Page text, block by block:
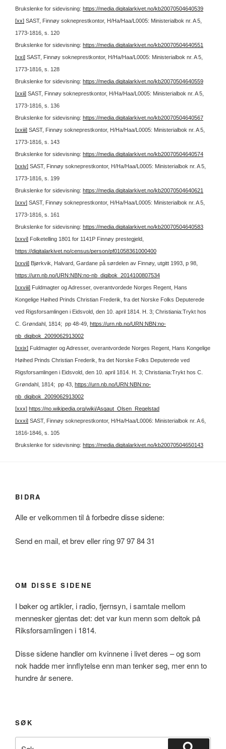
Brukslenke for sidevisning: https://media.digitalarkivet.no/kb20070504640539
[xx] SAST, Finnøy sokneprestkontor, H/Ha/Haa/L0005: Ministerialbok nr. A 5,
1773-1816, s. 120
Brukslenke for sidevisning: https://media.digitalarkivet.no/kb20070504640551
[xxi] SAST, Finnøy sokneprestkontor, H/Ha/Haa/L0005: Ministerialbok nr. A 5,
1773-1816, s. 128
Brukslenke for sidevisning: https://media.digitalarkivet.no/kb20070504640559
[xxii] SAST, Finnøy sokneprestkontor, H/Ha/Haa/L0005: Ministerialbok nr. A 5,
1773-1816, s. 136
Brukslenke for sidevisning: https://media.digitalarkivet.no/kb20070504640567
[xxiii] SAST, Finnøy sokneprestkontor, H/Ha/Haa/L0005: Ministerialbok nr. A 5,
1773-1816, s. 143
Brukslenke for sidevisning: https://media.digitalarkivet.no/kb20070504640574
[xxiv] SAST, Finnøy sokneprestkontor, H/Ha/Haa/L0005: Ministerialbok nr. A 5,
1773-1816, s. 199
Brukslenke for sidevisning: https://media.digitalarkivet.no/kb20070504640621
[xxv] SAST, Finnøy sokneprestkontor, H/Ha/Haa/L0005: Ministerialbok nr. A 5,
1773-1816, s. 161
Brukslenke for sidevisning: https://media.digitalarkivet.no/kb20070504640583
[xxvi] Folketelling 1801 for 1141P Finnøy prestegjeld,
https://digitalarkivet.no/census/person/pf01058361000400
[xxvii] Bjørkvik, Halvard, Gardane på sørdelen av Finnøy, utgitt 1993, p 98,
https://urn.nb.no/URN:NBN:no-nb_digibok_2014100807534
[xxviii] Fuldmagter og Adresser, overantvordede Norges Regent, Hans
Kongelige Høihed Prinds Christian Frederik, fra det Norske Folks Deputerede
ved Rigsforsamlingen i Eidsvold, den 10. april 1814. H. 3; Christiania:Trykt hos
C. Grøndahl, 1814; pp 48-49, https://urn.nb.no/URN:NBN:no-
nb_digibok_2009062913002
[xxix] Fuldmagter og Adresser, overantvordede Norges Regent, Hans Kongelige
Høihed Prinds Christian Frederik, fra det Norske Folks Deputerede ved
Rigsforsamlingen i Eidsvold, den 10. april 1814. H. 3; Christiania:Trykt hos C.
Grøndahl, 1814; pp 43, https://urn.nb.no/URN:NBN:no-
nb_digibok_2009062913002
[xxx] https://no.wikipedia.org/wiki/Asgaut_Olsen_Regelstad
[xxxi] SAST, Finnøy sokneprestkontor, H/Ha/Haa/L0006: Ministerialbok nr. A 6,
1816-1846, s. 105
Brukslenke for sidevisning: https://media.digitalarkivet.no/kb20070504650143
BIDRA
Alle er velkommen til å forbedre disse sidene:
Send en mail, et brev eller ring 97 97 84 31
OM DISSE SIDENE
I bøker og artikler, i radio, fjernsyn, i samtale mellom
mennesker gjentas det: det var kun menn som deltok på
Riksforsamlingen i 1814.
Disse sidene handler om kvinnene i livet deres – og som
nok hadde mer innflytelse enn man tenker seg, mer enn to
hundre år senere.
SØK